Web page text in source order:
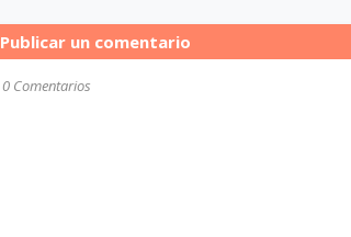
Publicar un comentario
0 Comentarios